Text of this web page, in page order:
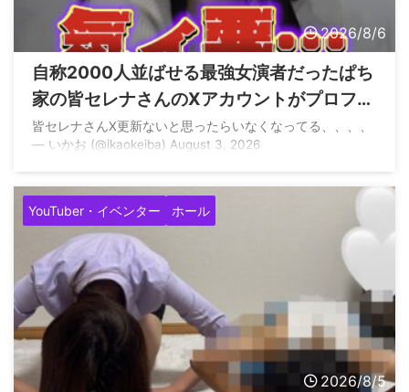
2026/8/6
自称2000人並ばせる最強女演者だったぱち
家の皆セレナさんのXアカウントがプロフィ
ール等を変えて鍵垢に
皆セレナさんX更新ないと思ったらいなくなってる、、、、
— いかお (@ikaokeiba) August 3, 2026
YouTuber・イベンター ホール
2026/8/5